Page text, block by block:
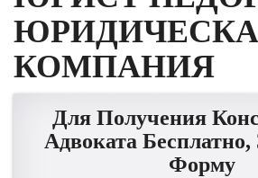
КОМПАНИЯ
Для Получения
Адвоката Бесплатно,
Форму